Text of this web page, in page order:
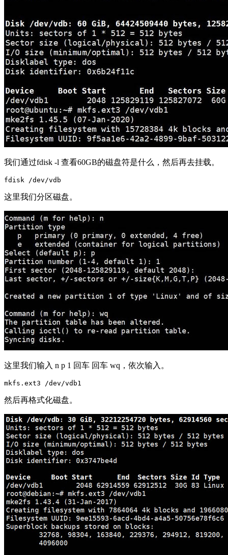
我们通过fdisk -l 查看60GB的磁盘符是什么，然后再去挂载。
这里我们分区磁盘。
这里我们输入 n p 1 回车 回车 wq，依次输入。
然后再格式化磁盘。